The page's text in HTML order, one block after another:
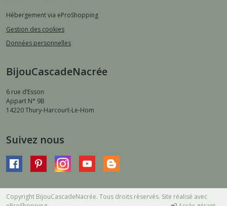
Hébergement via eProShopping
Gestion des cookies
Données personnelles
BijouCascadeNacrée
6 rue d’Esson
Appart N° 9B
14220Thury-Harcourt-Le-Hom
Suivez nous
Copyright BijouCascadeNacrée. Tous droits réservés. Site réalisé avec